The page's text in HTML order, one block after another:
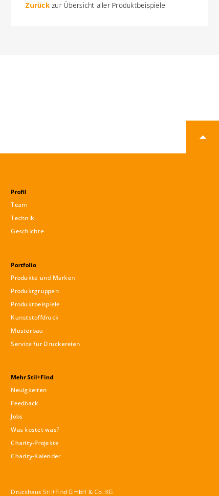
Zurückzur Übersicht aller Produktbeispiele
Profil
Team
Technik
Geschichte
Portfolio
Produkte und Marken
Produktgruppen
Produktbeispiele
Kunststoffdruck
Musterbau
Service für Druckereien
Mehr Stil+Find
Neuigkeiten
Feedback
Jobs
Was kostet was?
Charity-Projekte
Charity-Kalender
Druckhaus Stil+Find GmbH & Co. KG